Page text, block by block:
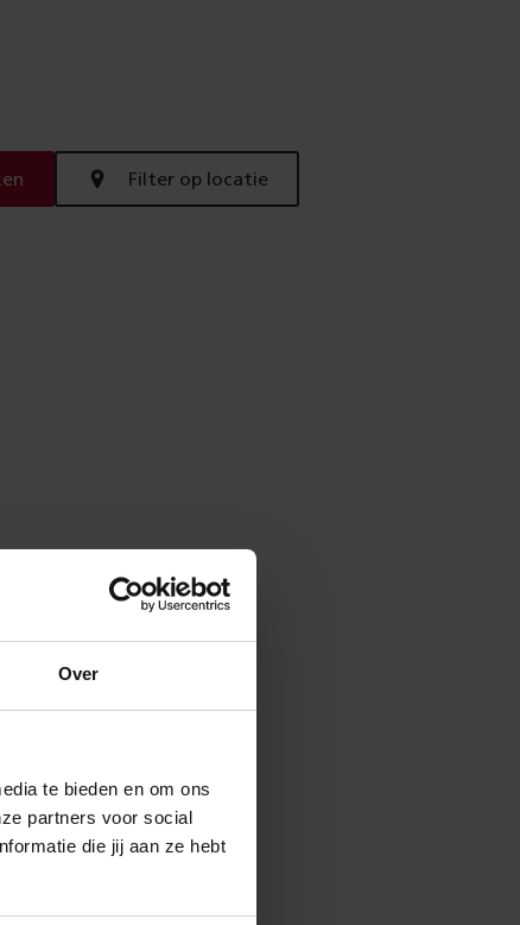
Over
te bieden en om ons
partners voor social
die jij aan ze hebt
Filter op locatie